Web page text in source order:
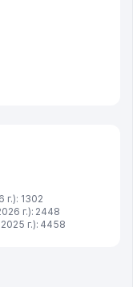
1302
г.): 2448
г.): 4458